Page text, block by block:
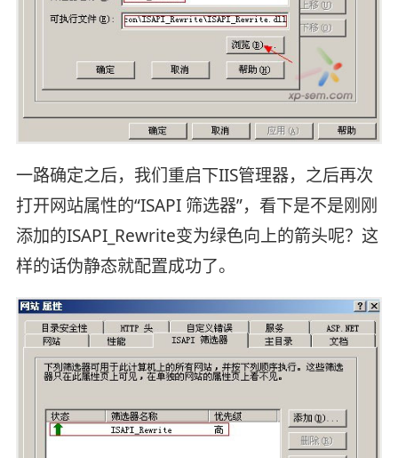
一路确定之后，我们重启下IIS管理器，之后再次
打开网站属性的“ISAPI 筛选器”，看下是不是刚刚
添加的ISAPI_Rewrite变为绿色向上的箭头呢？这
样的话伪静态就配置成功了。